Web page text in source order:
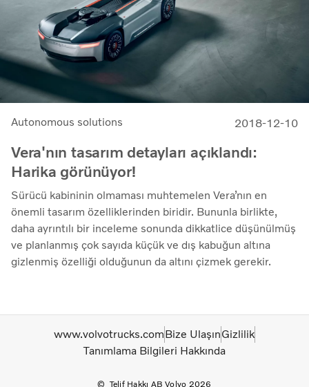
Autonomous solutions 2018-12-10
Vera'nın tasarım detayları açıklandı:
Harika görünüyor!
Sürücü kabininin olmaması muhtemelen Vera’nın en
önemli tasarım özelliklerinden biridir. Bununla birlikte,
daha ayrıntılı bir inceleme sonunda dikkatlice düşünülmüş
ve planlanmış çok sayıda küçük ve dış kabuğun altına
gizlenmiş özelliği olduğunun da altını çizmek gerekir.
Telif Hakkı AB Volvo 2026
www.volvotrucks.comBize UlaşınGizlilik
Tanımlama Bilgileri Hakkında